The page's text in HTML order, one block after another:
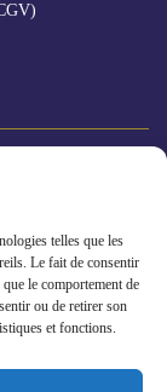
telles que les
Le fait de consentir
le comportement de
ou de retirer son
et fonctions.
?